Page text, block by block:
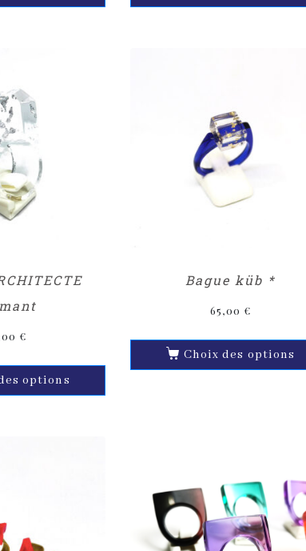
€
options
Bague küb *
65,00 €
Choix des options